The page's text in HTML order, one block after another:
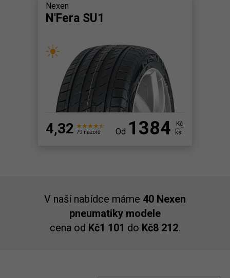
Nexen
N'Fera SU1
4,32 79 názorů Od 1384
Kč
ks
V naší nabídce máme 40 Nexen
pneumatiky modele
cena od Kč1 101 do Kč8 212.